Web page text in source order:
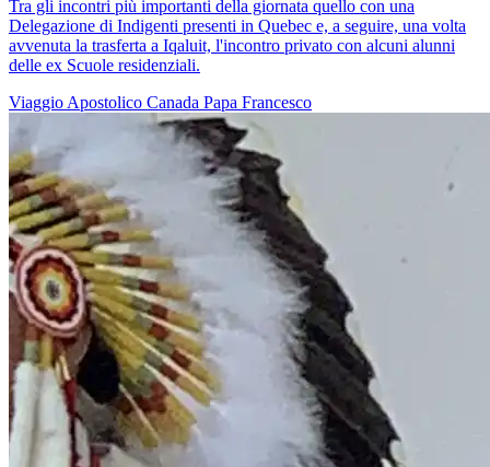
Tra gli incontri più importanti della giornata quello con una
Delegazione di Indigenti presenti in Quebec e, a seguire, una volta
avvenuta la trasferta a Iqaluit, l'incontro privato con alcuni alunni
delle ex Scuole residenziali.
Viaggio Apostolico Canada Papa Francesco